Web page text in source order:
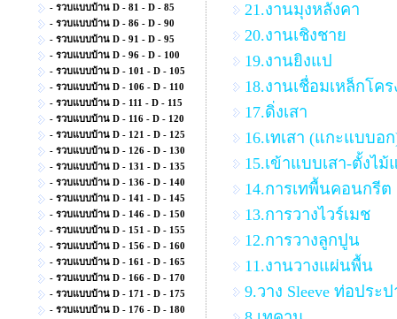
- รวบแบบบ้าน D - 81 - D - 85
- รวบแบบบ้าน D - 86 - D - 90
- รวบแบบบ้าน D - 91 - D - 95
- รวบแบบบ้าน D - 96 - D - 100
- รวบแบบบ้าน D - 101 - D - 105
- รวบแบบบ้าน D - 106 - D - 110
- รวบแบบบ้าน D - 111 - D - 115
- รวบแบบบ้าน D - 116 - D - 120
- รวบแบบบ้าน D - 121 - D - 125
- รวบแบบบ้าน D - 126 - D - 130
- รวบแบบบ้าน D - 131 - D - 135
- รวบแบบบ้าน D - 136 - D - 140
- รวบแบบบ้าน D - 141 - D - 145
- รวบแบบบ้าน D - 146 - D - 150
- รวบแบบบ้าน D - 151 - D - 155
- รวบแบบบ้าน D - 156 - D - 160
- รวบแบบบ้าน D - 161 - D - 165
- รวบแบบบ้าน D - 166 - D - 170
- รวบแบบบ้าน D - 171 - D - 175
- รวบแบบบ้าน D - 176 - D - 180
21.งานมุงหลังคา
20.งานเชิงชาย
19.งานยิงแป
18.งานเชื่อมเหล็กโค
17.ดิ่งเสา
16.เทเสา (แกะแบบอ
15.เข้าแบบเสา-ตั้งไม้
14.การเทพื้นคอนกรีต
13.การวางไวร์เมช
12.การวางลูกปูน
11.งานวางแผ่นพื้น
9.วาง Sleeve ท่อประป